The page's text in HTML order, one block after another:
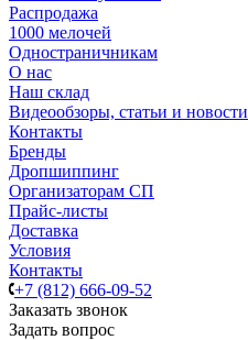
Распродажа
1000 мелочей
Одностраничникам
О нас
Наш склад
Видеообзоры, статьи и новости
Контакты
Бренды
Дропшиппинг
Организаторам СП
Прайс-листы
Доставка
Условия
Контакты
+7 (812) 666-09-52
Заказать звонок
Задать вопрос